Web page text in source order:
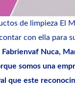
de limpieza El
con ella para
Nuca,
somos una
que este